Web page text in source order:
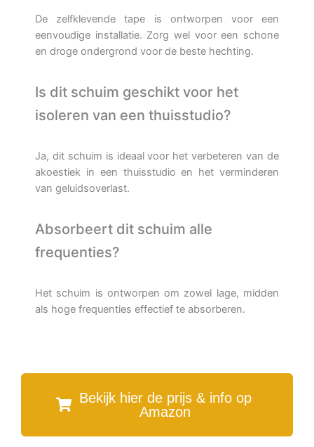
De zelfklevende tape is ontworpen voor een
eenvoudige installatie. Zorg wel voor een schone
en droge ondergrond voor de beste hechting.
Is dit schuim geschikt voor het
isoleren van een thuisstudio?
Ja, dit schuim is ideaal voor het verbeteren van de
akoestiek in een thuisstudio en het verminderen
van geluidsoverlast.
Absorbeert dit schuim alle
frequenties?
Het schuim is ontworpen om zowel lage, midden
als hoge frequenties effectief te absorberen.
Bekijk hier de prijs & info op
Amazon